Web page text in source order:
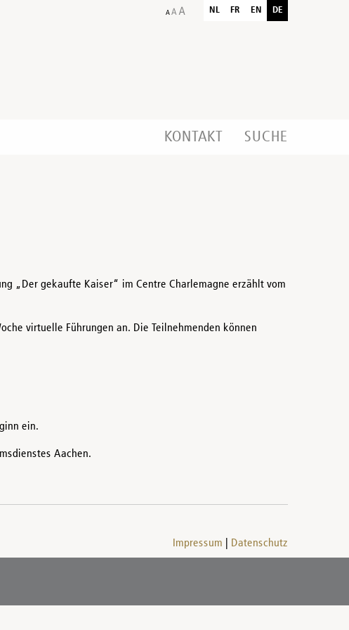
NL FR EN DE
KONTAKT SUCHE
„Der gekaufte Kaiser“ im Centre Charlemagne erzählt vom
virtuelle Führungen an. Die Teilnehmenden können
ein.
Aachen.
Impressum Datenschutz